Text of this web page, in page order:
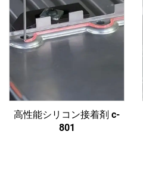
高性能シリコン接着剤 c-
801